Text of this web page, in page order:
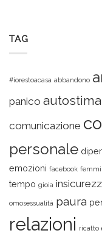
TAG
#iorestoacasa abbandono
panico autostima
comunicazione
personale
emozioni facebook
tempo gioia
omosessualità paura
relazioni ricatto